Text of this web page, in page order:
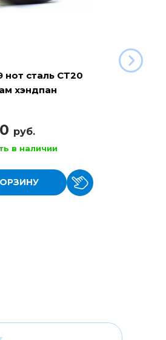
нот сталь СТ20
хэндпан
руб.
в наличии
Баян